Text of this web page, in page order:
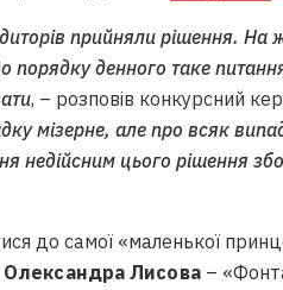
прийняли рішення. На
порядку денного таке
, – розповів конкурсний
мізерне, але про всяк
недійсним цього рішення
до самої «маленької
Олександра Лисова–